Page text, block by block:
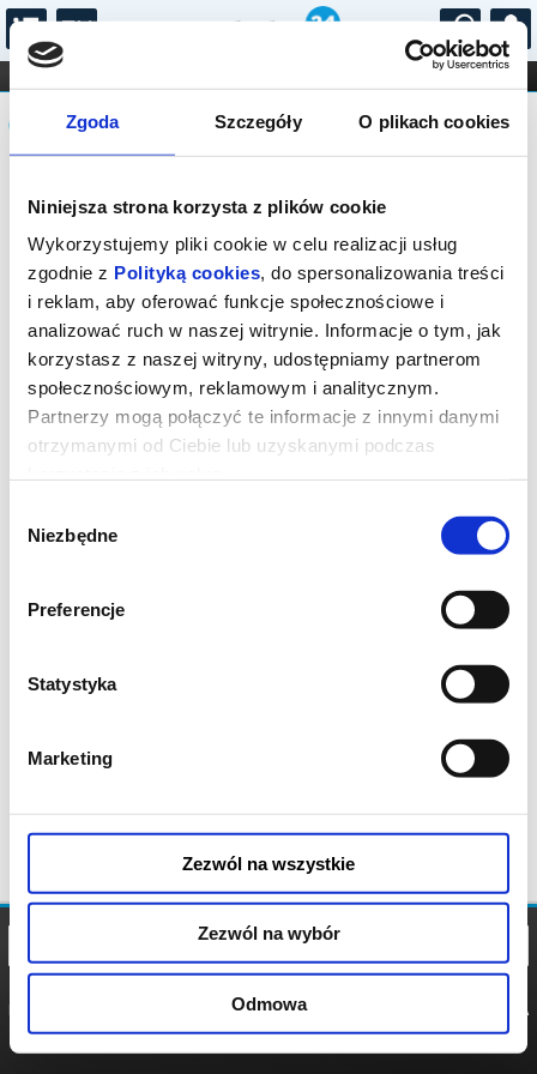
Zgoda Szczegóły O plikach cookies
Niniejsza strona korzysta z plików cookie
Wykorzystujemy pliki cookie w celu realizacji usług
zgodnie z Polityką cookies, do spersonalizowania treści
i reklam, aby oferować funkcje społecznościowe i
analizować ruch w naszej witrynie. Informacje o tym, jak
korzystasz z naszej witryny, udostępniamy partnerom
społecznościowym, reklamowym i analitycznym.
Partnerzy mogą połączyć te informacje z innymi danymi
otrzymanymi od Ciebie lub uzyskanymi podczas
zgody
Niezbędne
Preferencje
Statystyka
Marketing
Zezwól na wszystkie
Zezwól na wybór
Odmowa
...
FILHARMONIA OPERA I BALET
STAND-UP
DLA DZIECI
Komunikat
Sprzedaż online na wydarzenie została
zakończona, zapytaj o dostępność
biletów w kasie.
POLITYKA
POLITYKA